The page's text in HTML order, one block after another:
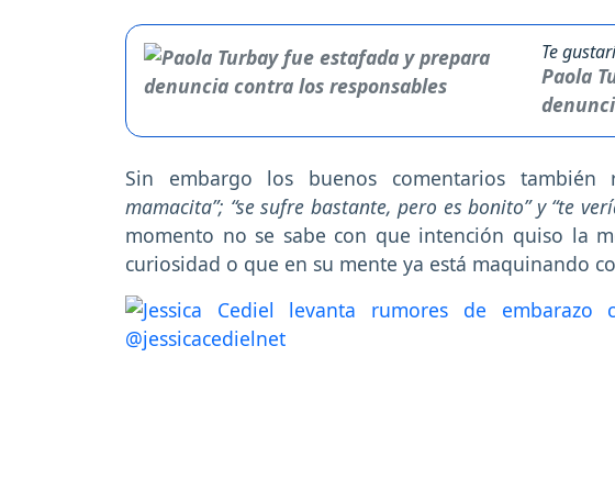
Te
Paola
Sin embargo los buenos comentarios también
mamacita”; “se sufre bastante, pero es bonito” y “te
momento no se sabe con que intención quiso la
curiosidad o que en su mente ya está maquinando